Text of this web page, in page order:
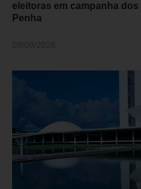
eleitoras em campanha
Penha